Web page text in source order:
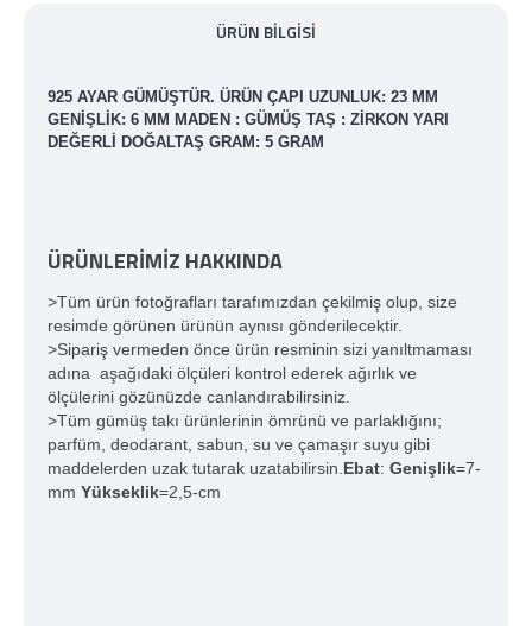
ÜRÜN BILGISI
925 AYAR GÜMÜŞTÜR. ÜRÜN ÇAPI UZUNLUK: 23 MM
GENIŞLIK: 6 MM MADEN : GÜMÜŞ TAŞ : ZIRKON YARI
DEĞERLI DOĞALTAŞ GRAM: 5 GRAM
ÜRÜNLERİMİZ HAKKINDA
>Tüm ürün fotoğrafları tarafımızdan çekilmiş olup, size
resimde görünen ürünün aynısı gönderilecektir.
>Sipariş vermeden önce ürün resminin sizi yanıltmaması
adına aşağıdaki ölçüleri kontrol ederek ağırlık ve
ölçülerini gözünüzde canlandırabilirsiniz.
>Tüm gümüş takı ürünlerinin ömrünü ve parlaklığını;
parfüm, deodarant, sabun, su ve çamaşır suyu gibi
maddelerden uzak tutarak uzatabilirsin. Ebat: Genişlik=7-
mm Yükseklik=2,5-cm